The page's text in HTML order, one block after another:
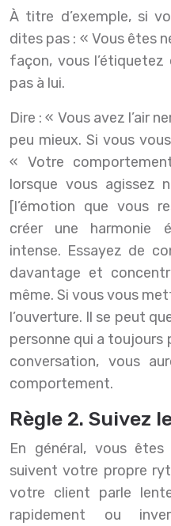
À titre d’exemple, si
dites pas : « Vous êtes
façon, vous
pas à lui.
Dire : « Vous avez l’air
peu mieux. Si vous
« Votre
lorsque vous agissez
[l’émotion que vous
créer une harmonie
intense. Essayez de
davantage et
même. Si vous vous
l’ouverture. Il se peut
personne qui a toujours
conversation, vous
comportement.
Règle 2. Suivez
En général, vous
suivent votre propre
votre client parle
rapidement ou